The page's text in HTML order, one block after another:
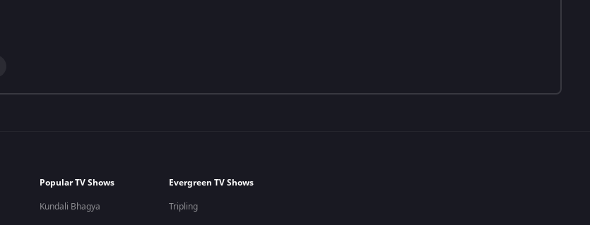
Popular TV Shows
Kundali Bhagya
Evergreen TV Shows
Tripling